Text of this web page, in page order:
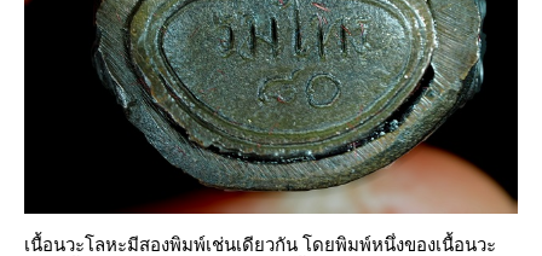
เนื้อนวะโลหะมีสองพิมพ์เช่นเดียวกัน โดยพิมพ์หนึ่งของเนื้อนวะ